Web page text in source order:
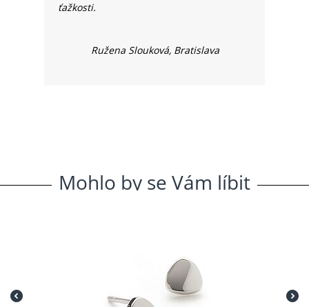
ťažkosti.
Ružena Slouková, Bratislava
Mohlo by se Vám líbit